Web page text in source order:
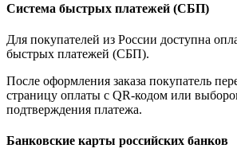
Система быстрых платежей (СБП)
Для покупателей из России доступна
быстрых платежей (СБП).
После оформления заказа покупатель
страницу оплаты с QR-кодом или
подтверждения платежа.
Банковские карты российских банков